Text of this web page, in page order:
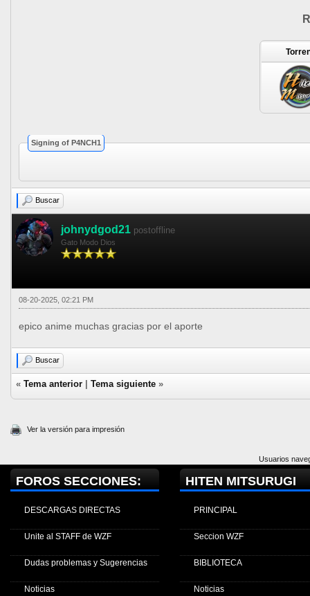
Signing of P4NCH1
Buscar
johnydgod21 postoffline
Gato Modo Dios
08-20-2025, 02:21 PM
epico anime muchas gracias por el aporte
Buscar
« Tema anterior Tema siguiente »
Ver la versión para impresión
Usuarios
FOROS SECCIONES:
DESCARGAS DIRECTAS
Unite al STAFF de WZF
Dudas problemas y Sugerencias
Noticias
HITEN MITSURUGI
PRINCIPAL
Seccion WZF
BIBLIOTECA
Noticias